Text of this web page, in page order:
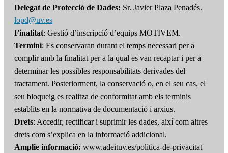
Delegat de Protecció de Dades: Sr. Javier Plaza Penadés.
lopd@uv.es
Finalitat: Gestió d’inscripció d’equips MOTIVEM.
Termini: Es conservaran durant el temps necessari per a
complir amb la finalitat per a la qual es van recaptar i per a
determinar les possibles responsabilitats derivades del
tractament. Posteriorment, la conservació o, en el seu cas, el
seu bloqueig es realitza de conformitat amb els terminis
establits en la normativa de documentació i arxius.
Drets: Accedir, rectificar i suprimir les dades, així com altres
drets com s’explica en la informació addicional.
Amplie informació: www.adeituv.es/politica-de-privacitat